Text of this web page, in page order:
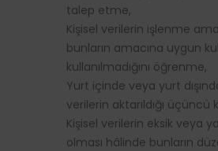
talep etme,
Kişisel verilerin işlenme
bunların amacına uygun
kullanılmadığını öğrenme,
Yurt içinde veya yurt
verilerin aktarıldığı üçüncü
Kişisel verilerin eksik veya
olması hâlinde bunların